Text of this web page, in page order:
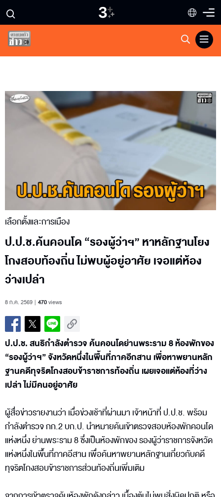
เลือกตั้งและการเมือง
ป.ป.ช.ค้นคอนโด “รองผู้ว่าฯ” หาหลักฐานโยง
โกงสอบท้องถิ่น ไม่พบผู้อยู่อาศัย เจอแต่ห้อง
ว่างเปล่า
8 ก.ค. 2569 470views
ป.ป.ช. สนธิกำลังตำรวจ ค้นคอนโดย่านพระราม 8 ห้องพักของ
“รองผู้ว่าฯ” จังหวัดหนึ่งในพื้นที่ภาคอีกสาน เพื่อหาพยานหลัก
ฐานคดีทุจริตโกงสอบข้าราชการท้องถิ่น เผยเจอแต่ห้องที่ว่าง
เปล่า ไม่มีคนอยู่อาศัย
ผู้สื่อข่าวรายงานว่า เมื่อข่วงเช้าที่ผ่านมา เจ้าหน้าที่ ป.ป.ช. พร้อม
กำลังตำรวจ กก.2 บก.ป. นำหมายค้นเข้าตรวจสอบห้องพักคอนโด
แห่งหนึ่ง ย่านพระราม 8 ซึ่งเป็นห้องพักของ รองผู้ว่าราชการจังหวัด
แห่งหนึ่งในพื้นที่ภาคอีสาน เพื่อค้นหาพยานหลักฐานเกี่ยวกับคดี
ทุจริตโกงสอบข้าราชการส่วนท้องถิ่นเพิ่มเติม